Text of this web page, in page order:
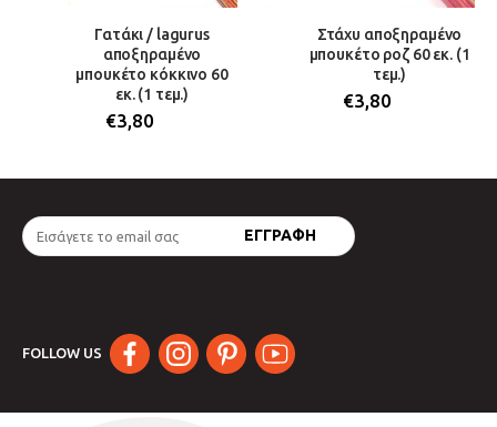
Γατάκι / lagurus
αποξηραμένο
μπουκέτο κόκκινο 60
εκ. (1 τεμ.)
€3,80
Στάχυ αποξηραμένο
μπουκέτο ροζ 60 εκ. (1
τεμ.)
€3,80
FOLLOW US